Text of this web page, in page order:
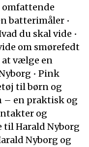
omfattende
batterimåler •
du skal vide •
om smørefedt
vælge en
• Pink
til børn og
– en praktisk og
og
til Harald Nyborg
Nyborg og